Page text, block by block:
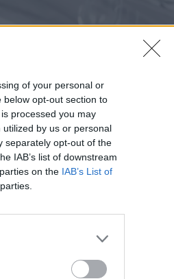
of your personal or
opt-out section to
processed you may
by us or personal
separately opt-out of the
IAB’s list of downstream
on the IAB’s List of